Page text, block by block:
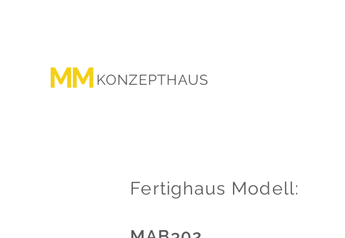
MM KONZEPTHAUS
Fertighaus Modell: